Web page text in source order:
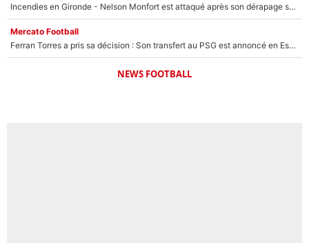
Incendies en Gironde - Nelson Monfort est attaqué après son dérapage sur CNews : «Et lui, il prend combien pour parler dans un studio climatisé?»
Mercato Football
Ferran Torres a pris sa décision : Son transfert au PSG est annoncé en Espagne !
NEWS FOOTBALL